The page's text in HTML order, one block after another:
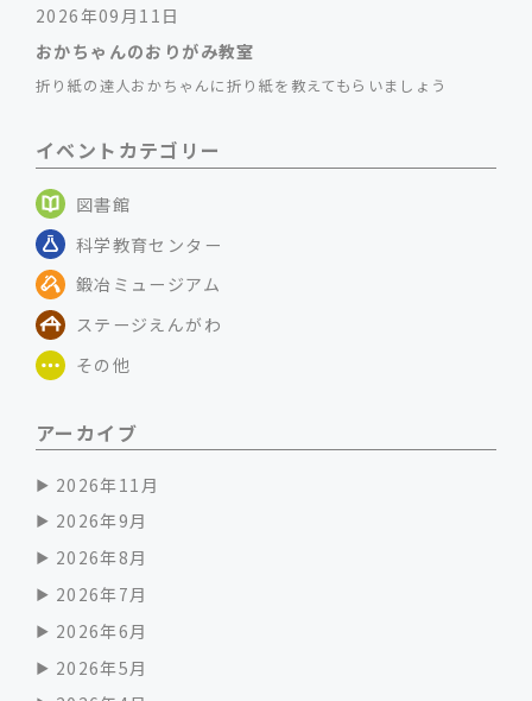
2026年09月11日
おかちゃんのおりがみ教室
折り紙の達人おかちゃんに折り紙を教えてもらいましょう
イベントカテゴリー
図書館
科学教育センター
鍛冶ミュージアム
ステージえんがわ
その他
アーカイブ
2026年11月
2026年9月
2026年8月
2026年7月
2026年6月
2026年5月